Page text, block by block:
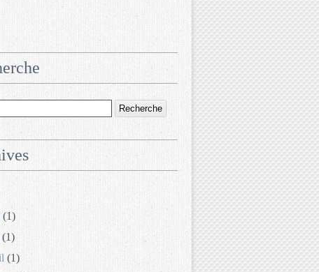
(1)
(1)
(1)